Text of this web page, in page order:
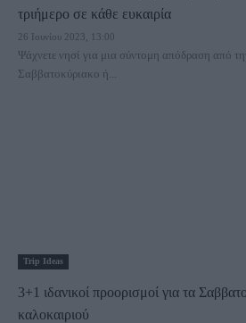
τριήμερο σε κάθε ευκαιρία
26 Ιουνίου 2023, 13:00
Ψάχνετε νησί για μια σύντομη απόδραση από
Σαββατοκύριακο ή...
Trip Ideas
3+1 ιδανικοί προορισμοί για τα
καλοκαιριού